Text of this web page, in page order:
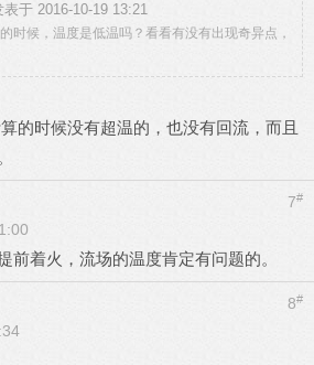
表于 2016-10-19 13:21
时候，温度是低温吗？看看有没有出现奇异点，
的时候没有超温的，也没有回流，而且
7#
前着火，流场的温度肯定有问题的。
8#